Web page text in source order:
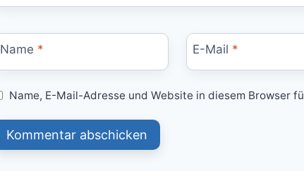
Name * E-Mail *
Name, E-Mail-Adresse und Website in diesem Browser